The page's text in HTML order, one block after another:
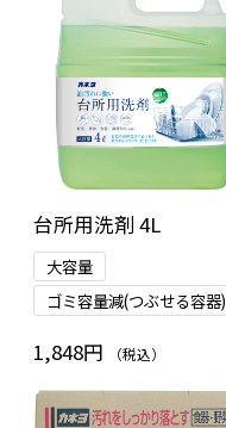
台所用洗剤 4L
大容量
ゴミ容量減(つぶせる容器)
1,848円 （税込）